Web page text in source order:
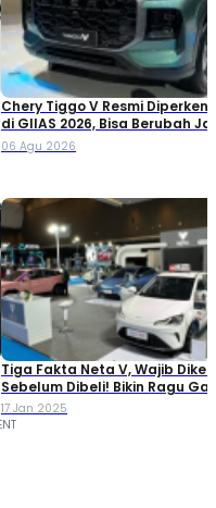
Chery Tiggo V Resmi
di GIIAS 2026, Bisa Berubah
Double Cabin
06 Agu 2026
Tiga Fakta Neta V, Wajib
Sebelum Dibeli! Bikin Ragu
17 Jan 2025